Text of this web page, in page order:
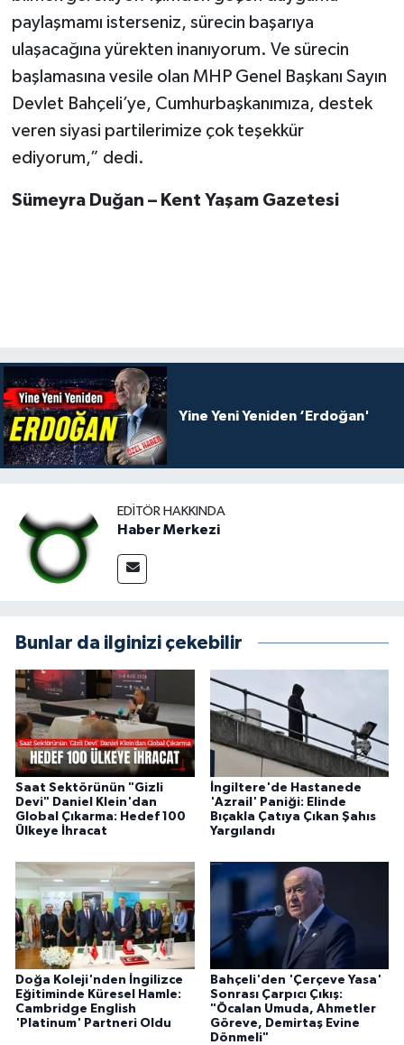
paylaşmamı isterseniz, sürecin başarıya
ulaşacağına yürekten inanıyorum. Ve sürecin
başlamasına vesile olan MHP Genel Başkanı Sayın
Devlet Bahçeli’ye, Cumhurbaşkanımıza, destek
veren siyasi partilerimize çok teşekkür
ediyorum,” dedi.
Sümeyra Duğan – Kent Yaşam Gazetesi
Yine Yeni Yeniden ‘Erdoğan'
EDITÖR HAKKINDA
Haber Merkezi
Bunlar da ilginizi çekebilir
Saat Sektörünün "Gizli
Devi" Daniel Klein'dan
Global Çıkarma: Hedef 100
Ülkeye İhracat
İngiltere'de Hastanede
'Azrail' Paniği: Elinde
Bıçakla Çatıya Çıkan Şahıs
Yargılandı
Doğa Koleji'nden İngilizce
Eğitiminde Küresel Hamle:
Cambridge English
'Platinum' Partneri Oldu
Bahçeli'den 'Çerçeve Yasa'
Sonrası Çarpıcı Çıkış:
"Öcalan Umuda, Ahmetler
Göreve, Demirtaş Evine
Dönmeli"